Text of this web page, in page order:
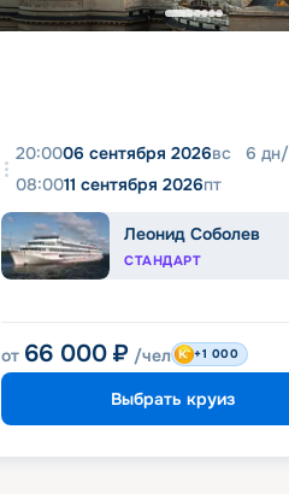
20:0006 сентября 2026вс 6 дн/
08:0011 сентября 2026пт
Леонид Соболев
СТАНДАРТ
от 66 000 ₽ /чел +1 000
Выбрать круиз